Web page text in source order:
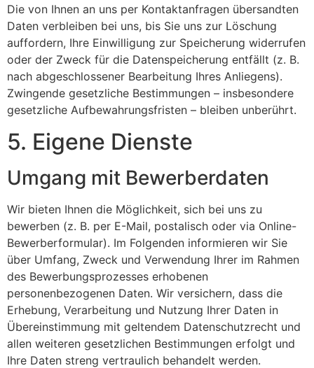
Die von Ihnen an uns per Kontaktanfragen übersandten
Daten verbleiben bei uns, bis Sie uns zur Löschung
auffordern, Ihre Einwilligung zur Speicherung widerrufen
oder der Zweck für die Datenspeicherung entfällt (z. B.
nach abgeschlossener Bearbeitung Ihres Anliegens).
Zwingende gesetzliche Bestimmungen – insbesondere
gesetzliche Aufbewahrungsfristen – bleiben unberührt.
5. Eigene Dienste
Umgang mit Bewerberdaten
Wir bieten Ihnen die Möglichkeit, sich bei uns zu
bewerben (z. B. per E-Mail, postalisch oder via Online-
Bewerberformular). Im Folgenden informieren wir Sie
über Umfang, Zweck und Verwendung Ihrer im Rahmen
des Bewerbungsprozesses erhobenen
personenbezogenen Daten. Wir versichern, dass die
Erhebung, Verarbeitung und Nutzung Ihrer Daten in
Übereinstimmung mit geltendem Datenschutzrecht und
allen weiteren gesetzlichen Bestimmungen erfolgt und
Ihre Daten streng vertraulich behandelt werden.